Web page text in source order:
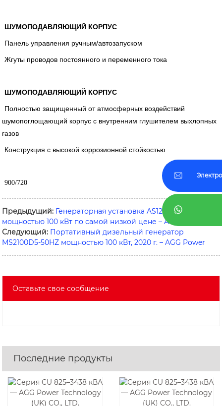
ШУМОПОДАВЛЯЮЩИЙ КОРПУС
Панель управления ручным/автозапуском
Жгуты проводов постоянного и переменного тока
ШУМОПОДАВЛЯЮЩИЙ КОРПУС
Полностью защищенный от атмосферных воздействий
шумопоглощающий корпус с внутренним глушителем выхлопных
газов
Конструкция с высокой коррозионной стойкостью
900/720
Предыдущий: Генераторная установка AS125D5-50HZ
мощностью 100 кВт по самой низкой цене – AGG Power
Следующий: Портативный дизельный генератор
MS2100D5-50HZ мощностью 100 кВт, 2020 г. – AGG Power
Оставьте свое сообщение
Последние продукты